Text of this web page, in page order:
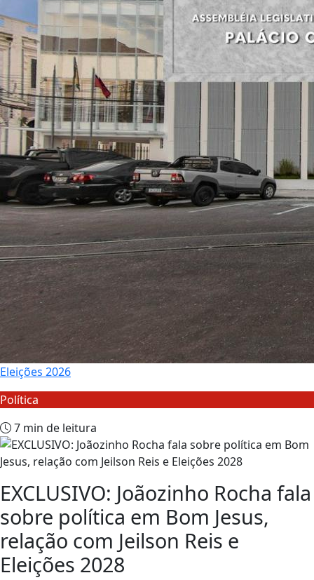
Eleições 2026
Política
7 min de leitura
EXCLUSIVO: Joãozinho Rocha fala
sobre política em Bom Jesus,
relação com Jeilson Reis e
Eleições 2028